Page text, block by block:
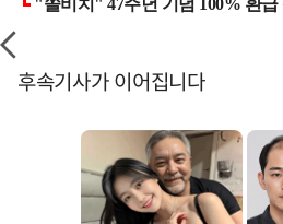
후속기사가 이어집니다